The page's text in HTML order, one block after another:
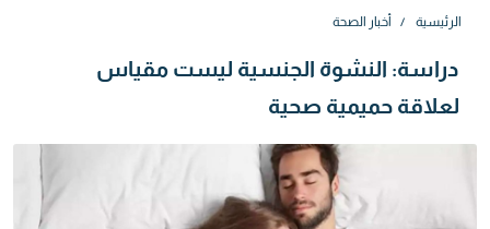
الرئيسية أخبار الصحة
دراسة: النشوة الجنسية ليست مقياس
لعلاقة حميمية صحية